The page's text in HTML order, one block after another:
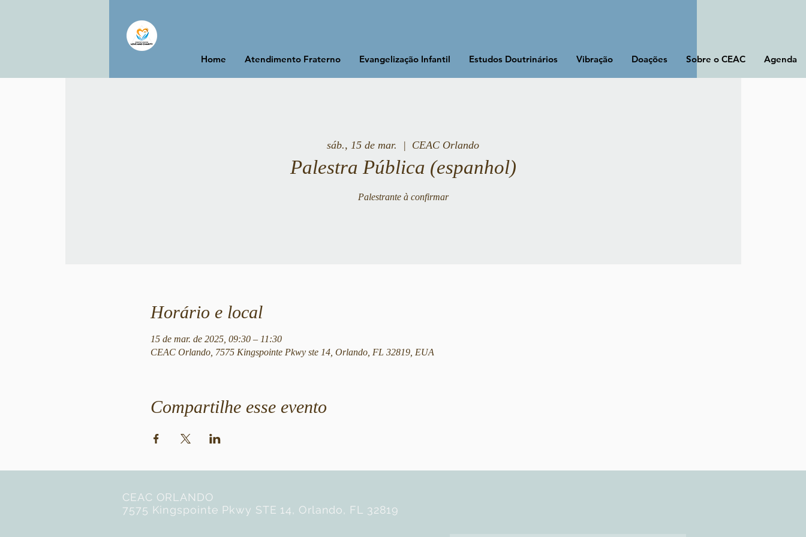
Home Atendimento Fraterno Evangelização Infantil Estudos Doutrinários Vibração Doações Sobre o CEAC Agenda
sáb., 15 de mar.
  |
CEAC Orlando
Palestra Pública (espanhol)
Palestrante à confirmar
Horário e local
15 de mar. de 2025, 09:30 – 11:30
CEAC Orlando, 7575 Kingspointe Pkwy ste 14, Orlando, FL 32819, EUA
Compartilhe esse evento
CEAC ORLANDO
7575 Kingspointe Pkwy STE 14, Orlando, FL 32819